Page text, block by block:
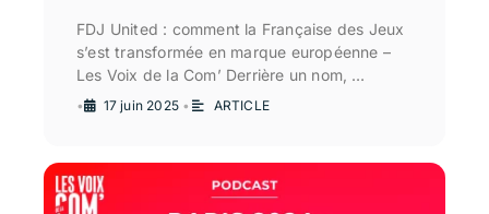
FDJ United : comment la Française des Jeux
s’est transformée en marque européenne –
Les Voix de la Com’ Derrière un nom, …
• 17 juin 2025 • ARTICLE